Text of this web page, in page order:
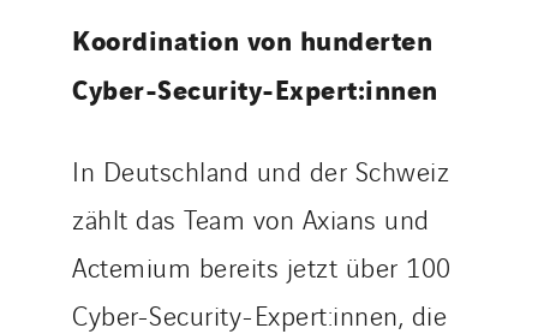
Koordination von hunderten
Cyber-Security-Expert:innen
In Deutschland und der Schweiz
zählt das Team von Axians und
Actemium bereits jetzt über 100
Cyber-Security-Expert:innen, die